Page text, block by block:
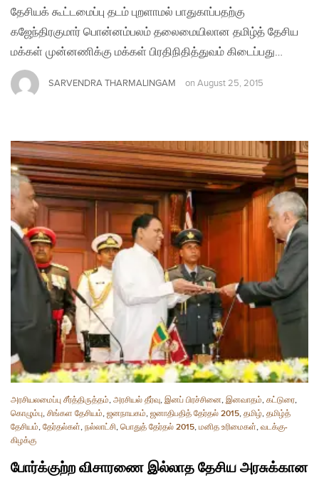
தேசியக் கூட்டமைப்பு தடம் புறளாமல் பாதுகாப்பதற்கு
கஜேந்திரகுமார் பொன்னம்பலம் தலைமையிலான தமிழ்த் தேசிய
மக்கள் முன்னணிக்கு மக்கள் பிரதிநிதித்துவம் கிடைப்பது…
SARVENDRA THARMALINGAM on August 25, 2015
அரசியலமைப்பு சீர்த்திருத்தம், அரசியல் தீர்வு, இனப் பிரச்சினை, இனவாதம், கட்டுரை,
கொழும்பு, சிங்கள தேசியம், ஜனநாயகம், ஜனாதிபதித் தேர்தல் 2015, தமிழ், தமிழ்த்
தேசியம், தேர்தல்கள், நல்லாட்சி, பொதுத் தேர்தல் 2015, மனித உரிமைகள், வடக்கு-
கிழக்கு
போர்க்குற்ற விசாரணை இல்லாத தேசிய அரசுக்கான